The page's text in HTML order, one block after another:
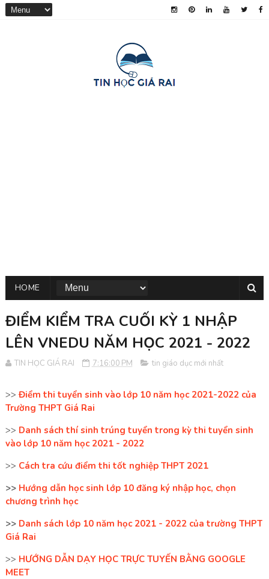
HOME
ĐIỂM KIỂM TRA CUỐI KỲ 1 NHẬP
LÊN VNEDU NĂM HỌC 2021 - 2022
TIN HỌC GIÁ RAI 7:16:00 PM tin giáo dục mới nhất
>>Điểm thi tuyển sinh vào lớp 10 năm học 2021-2022 của
Trường THPT Giá Rai
>> Danh sách thí sinh trúng tuyển trong kỳ thi tuyển sinh
vào lớp 10 năm học 2021 - 2022
>> Cách tra cứu điểm thi tốt nghiệp THPT 2021
>> Hướng dẫn học sinh lớp 10 đăng ký nhập học, chọn
chương trình học
>> Danh sách lớp 10 năm học 2021 - 2022 của trường THPT
Giá Rai
>> HƯỚNG DẪN DẠY HỌC TRỰC TUYẾN BẰNG GOOGLE
MEET